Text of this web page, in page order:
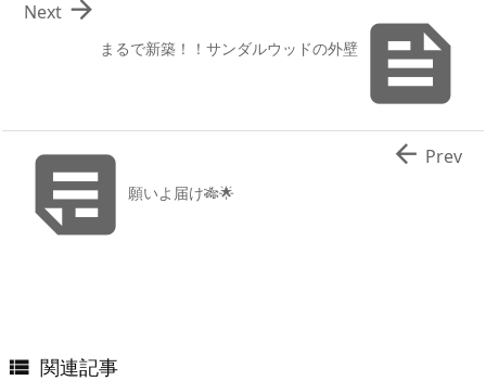

まるで新築！！サンダルウッドの外壁

Next
願いよ届け🎋🌟
 Prev
 関連記事